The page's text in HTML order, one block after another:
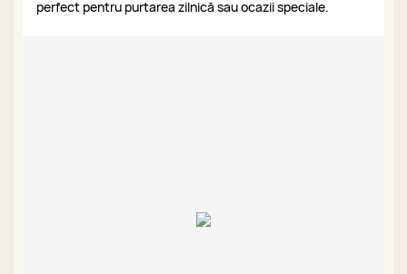
perfect pentru purtarea zilnică sau ocazii speciale.